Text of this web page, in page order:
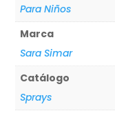
Para Niños
Marca
Sara Simar
Catálogo
Sprays